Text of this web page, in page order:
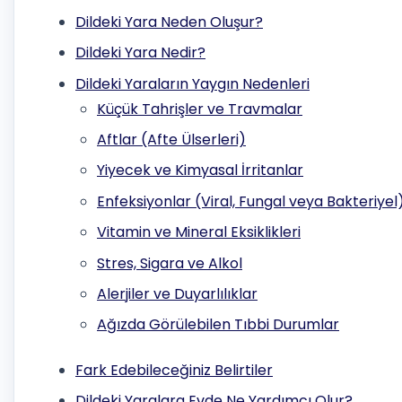
Dildeki Yara Neden Oluşur?
Dildeki Yara Nedir?
Dildeki Yaraların Yaygın Nedenleri
Küçük Tahrişler ve Travmalar
Aftlar (Afte Ülserleri)
Yiyecek ve Kimyasal İrritanlar
Enfeksiyonlar (Viral, Fungal veya
Vitamin ve Mineral Eksiklikleri
Stres, Sigara ve Alkol
Alerjiler ve Duyarlılıklar
Ağızda Görülebilen Tıbbi Durumlar
Fark Edebileceğiniz Belirtiler